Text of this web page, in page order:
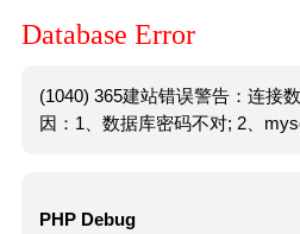
Database Error
(1040) 365建站错误警告：连接
因：1、数据库密码不对; 2、
PHP Debug